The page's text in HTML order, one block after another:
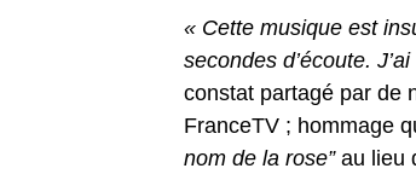
« Cette musique est
secondes d’écoute.
constat partagé par de
FranceTV ; hommage
nom de la rose”au lieu